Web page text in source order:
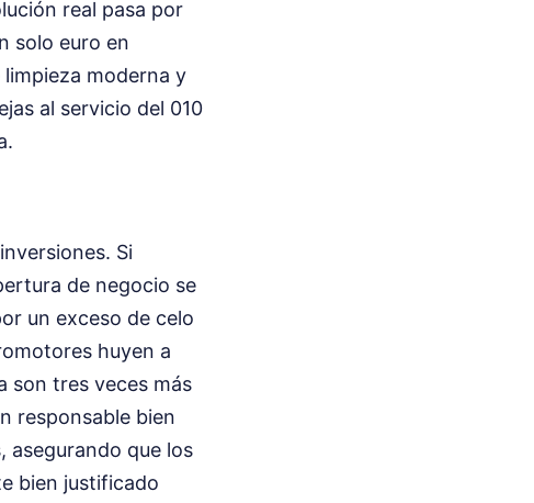
real pasa por
solo euro en
moderna y
al servicio del 010
Si
de negocio se
un exceso de celo
huyen a
son tres veces más
responsable bien
asegurando que los
bien justificado